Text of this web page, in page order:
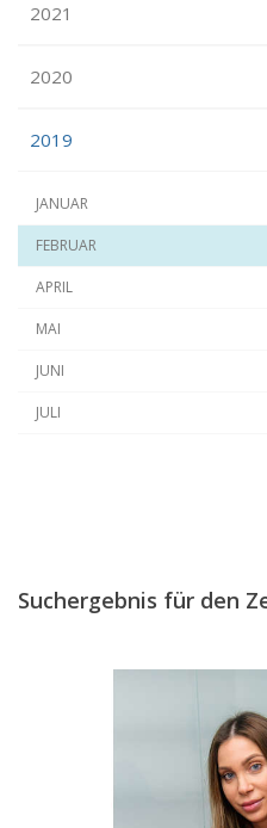
2021
2020
2019
JANUAR
FEBRUAR
APRIL
MAI
JUNI
JULI
Suchergebnis für den